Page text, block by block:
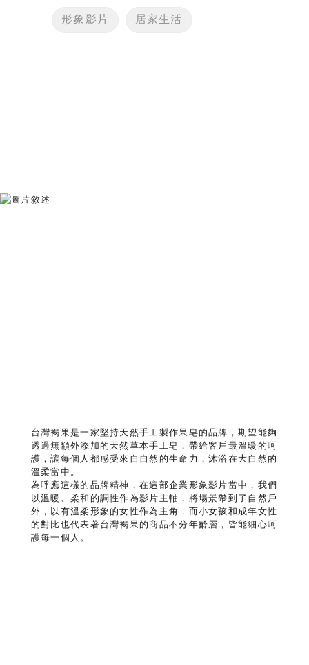
形象影片 居家生活
台灣褐果是一家堅持天然手工製作果皂的品牌，期望能夠
透過無額外添加的天然草本手工皂，帶給客戶最溫暖的呵
護，讓每個人都感受來自自然的生命力，沐浴在大自然的
溫柔當中。
為呼應這樣的品牌精神，在這部企業形象影片當中，我們
以溫暖、柔和的調性作為影片主軸，將場景帶到了自然戶
外，以有溫柔形象的女性作為主角，而小女孩和成年女性
的對比也代表著台灣褐果的商品不分年齡層，皆能細心呵
護每一個人。